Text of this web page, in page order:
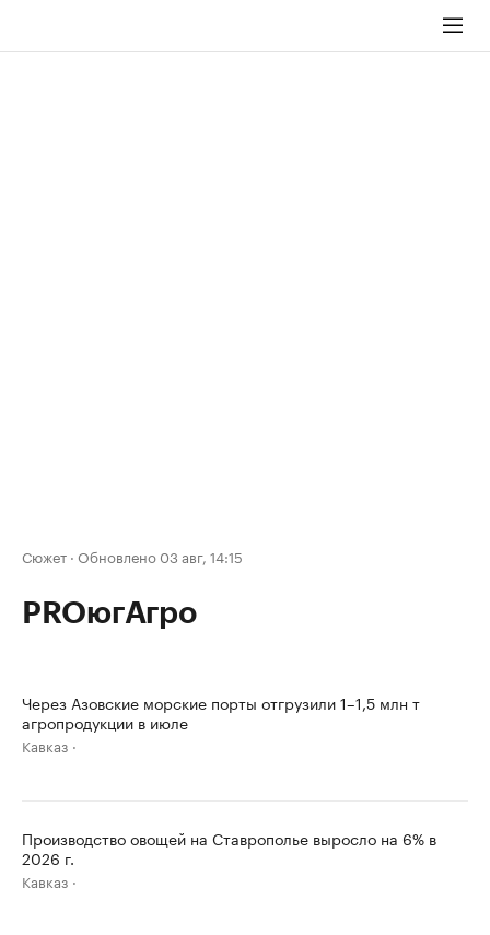
Сюжет · Обновлено 03 авг, 14:15
PROюгАгро
Через Азовские морские порты отгрузили 1–1,5 млн т
агропродукции в июле
Кавказ
Производство овощей на Ставрополье выросло на 6% в
2026 г.
Кавказ